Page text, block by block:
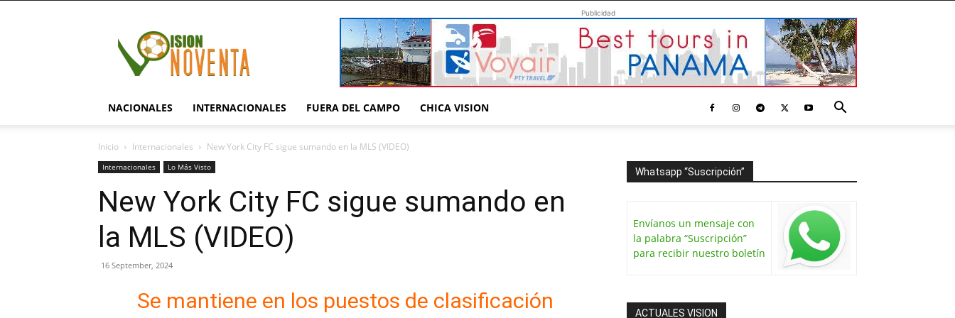
Publicidad
NACIONALES INTERNACIONALES FUERA DEL CAMPO CHICA VISION
Inicio Internacionales New York City FC sigue sumando en la MLS (VIDEO)
Internacionales Lo Más Visto
New York City FC sigue sumando en
la MLS (VIDEO)
16 September, 2024
Se mantiene en los puestos de clasificación
Whatsapp “Suscripción”
Envíanos un mensaje con
la palabra “Suscripción”
para recibir nuestro boletín
ACTUALES VISION